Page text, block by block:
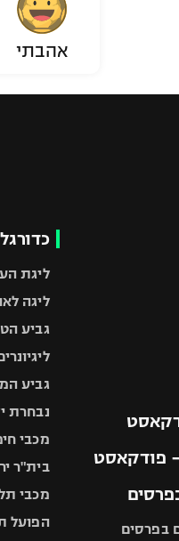
אהבתי
פודקאסט
בפרסים
ליגת
ליגה
גביע
גביע
נבחרת
מכבי
בית"ר
מכבי
הפועל